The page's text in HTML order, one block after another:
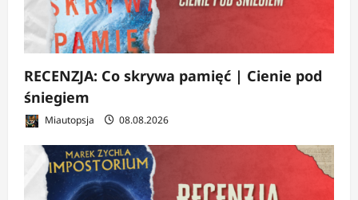
RECENZJA: Co skrywa pamięć | Cienie pod
śniegiem
Miautopsja 08.08.2026